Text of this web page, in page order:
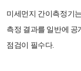
미세먼지 간이측정기
측정 결과를 일반에 공
점검이 필수다.